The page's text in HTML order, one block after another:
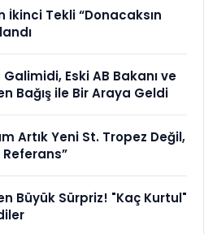
İkinci Tekli “Donacaksın
Galimidi, Eski AB Bakanı ve
Bağış ile Bir Araya Geldi
Artık Yeni St. Tropez Değil,
Referans”
Büyük Sürpriz! "Kaç Kurtul"